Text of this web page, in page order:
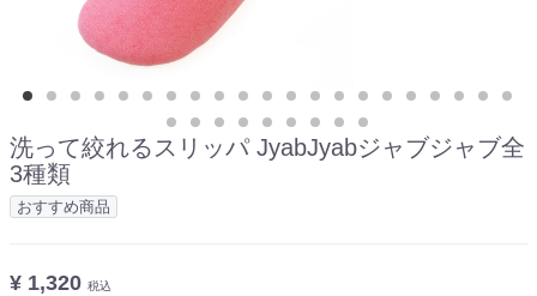
洗って絞れるスリッパ JyabJyabジャブジャブ全
3種類
おすすめ商品
¥ 1,320 税込